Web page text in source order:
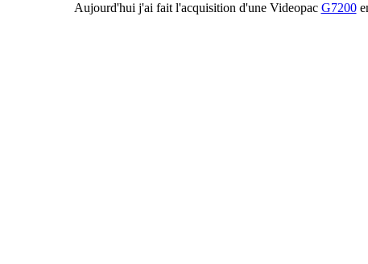
Aujourd'hui j'ai fait l'acquisition d'une Videopac G7200